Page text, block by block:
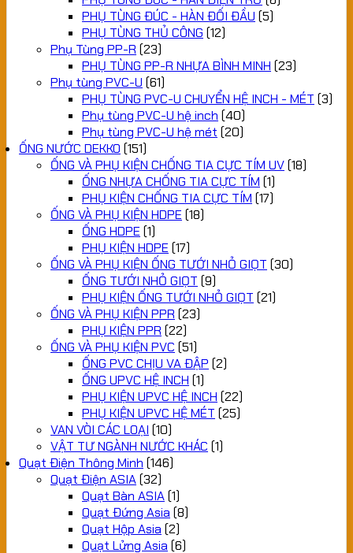
PHỤ TÙNG ĐÚC - HÀN ĐỐI ĐẦU (5)
PHỤ TÙNG THỦ CÔNG (12)
Phụ Tùng PP-R (23)
PHỤ TÙNG PP-R NHỰA BÌNH MINH (23)
Phụ tùng PVC-U (61)
PHỤ TÙNG PVC-U CHUYỂN HỆ INCH - MÉT (3)
Phụ tùng PVC-U hệ inch (40)
Phụ tùng PVC-U hệ mét (20)
ỐNG NƯỚC DEKKO (151)
ỐNG VÀ PHỤ KIỆN CHỐNG TIA CỰC TÍM UV(18)
ỐNG NHỰA CHỐNG TIA CỰC TÍM (1)
PHỤ KIỆN CHỐNG TIA CỰC TÍM (17)
ỐNG VÀ PHỤ KIỆN HDPE (18)
ỐNG HDPE (1)
PHỤ KIỆN HDPE (17)
ỐNG VÀ PHỤ KIỆN ỐNG TƯỚI NHỎ GIỌT (30)
ỐNG TƯỚI NHỎ GIỌT (9)
PHỤ KIỆN ỐNG TƯỚI NHỎ GIỌT (21)
ỐNG VÀ PHỤ KIỆN PPR (23)
PHỤ KIỆN PPR (22)
ỐNG VÀ PHỤ KIỆN PVC (51)
ỐNG PVC CHỊU VA ĐẬP (2)
ỐNG UPVC HỆ INCH (1)
PHỤ KIỆN UPVC HỆ INCH (22)
PHỤ KIỆN UPVC HỆ MÉT (25)
VAN VÒI CÁC LOẠI (10)
VẬT TƯ NGÀNH NƯỚC KHÁC (1)
Quạt Điện Thông Minh (146)
Quạt Điện ASIA(32)
Quạt Bàn ASIA(1)
Quạt Đứng Asia (8)
Quạt Hộp Asia (2)
Quạt Lửng Asia (6)